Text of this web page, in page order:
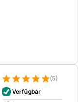
Bewertung: 5 von 5 (5
5 Bewertungen
(5)
Verfügbar